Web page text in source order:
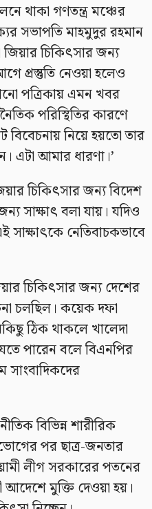
থাকা গণতন্ত্র মঞ্চের
সভাপতি মাহমুদুর রহমান
জিয়ার চিকিৎসার জন্য
প্রস্তুতি নেওয়া হলেও
পত্রিকায় এমন খবর
পরিস্থিতির কারণে
বিবেচনায় নিয়ে হয়তো তার
এটা আমার ধারণা।’
চিকিৎসার জন্য বিদেশ
সাক্ষাৎ বলা যায়। যদিও
নেতিবাচকভাবে
চিকিৎসার জন্য দেশের
চলছিল। কয়েক দফা
ঠিক থাকলে খালেদা
পারেন বলে বিএনপির
সাংবাদিকদের
বিভিন্ন শারীরিক
পর ছাত্র-জনতার
লীগ সরকারের পতনের
আদেশে মুক্তি দেওয়া হয়।